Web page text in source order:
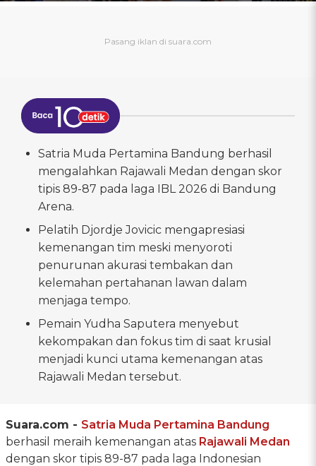
Satria Muda Pertamina Bandung berhasil
mengalahkan Rajawali Medan dengan skor
tipis 89-87 pada laga IBL 2026 di Bandung
Arena.
Pelatih Djordje Jovicic mengapresiasi
kemenangan tim meski menyoroti
penurunan akurasi tembakan dan
kelemahan pertahanan lawan dalam
menjaga tempo.
Pemain Yudha Saputera menyebut
kekompakan dan fokus tim di saat krusial
menjadi kunci utama kemenangan atas
Rajawali Medan tersebut.
Suara.com - Satria Muda Pertamina Bandung
berhasil meraih kemenangan atas Rajawali Medan
dengan skor tipis 89-87 pada laga Indonesian